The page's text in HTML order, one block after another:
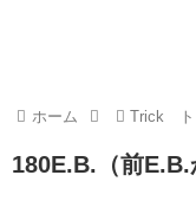
ホーム Trick ト
180E.B.（前